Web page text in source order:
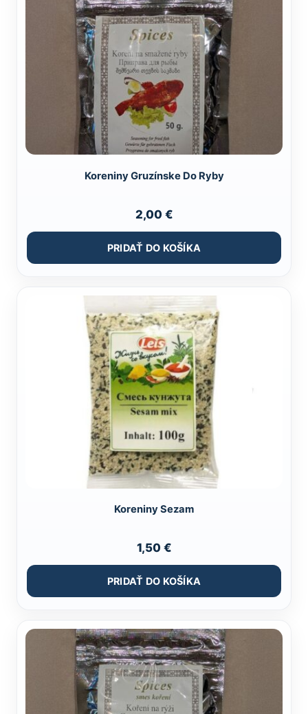
Koreniny Gruzínske Do Ryby
2,00 €
PRIDAŤ DO KOŠÍKA
Koreniny Sezam
1,50 €
PRIDAŤ DO KOŠÍKA